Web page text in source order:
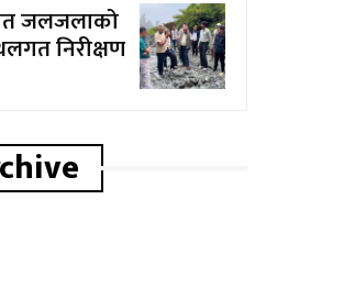
जलजलाको
निरीक्षण